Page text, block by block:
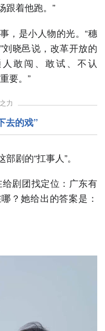
跟着他跑。”
，是小人物的光。“穗
晓邑说，改革开放的
敢闯、敢试、不认
要。”
力
去的戏”
剧的“扛事人”。
剧团找定位：广东有
？她给出的答案是：